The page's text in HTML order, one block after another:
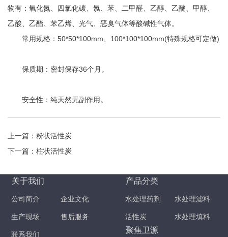
物有：氧化氮、四氯化碳、氯、苯、二甲醛、乙醇、乙醚、甲醇、
乙酸、乙酯、苯乙烯、光气、恶臭气体等酸碱性气体。
常用规格：50*50*100mm、100*100*100mm(特殊规格可定做)
保质期：密封保存36个月。
安全性：纯天然无副作用。
上一篇： 粉状活性炭
下一篇： 柱状活性炭
关于我们
公司简介 企业文化
生产现场 售后服务
联系我们
产品分类
水处理药剂 水处理滤料
活性炭 水处理填料
聚焦卫源